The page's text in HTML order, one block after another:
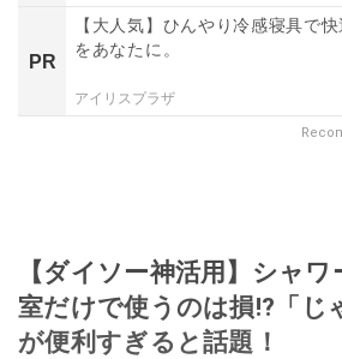
PR
【大人気】ひんやり冷感寝具で
をあなたに。
アイリスプラザ
【ダイソー神活用】シャ
室だけで使うのは損!?「じ
が便利すぎると話題！